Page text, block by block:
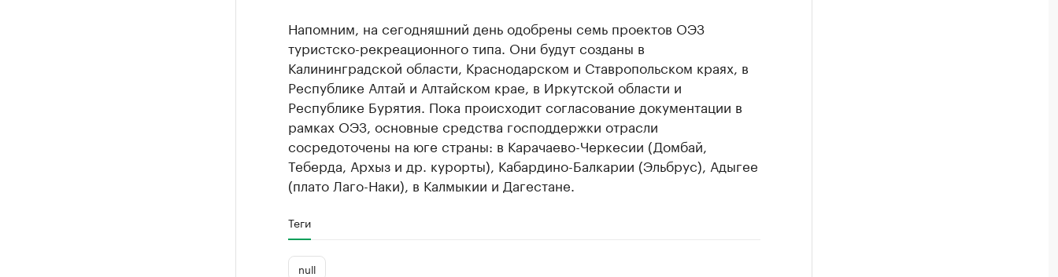
Напомним, на сегодняшний день одобрены семь проектов ОЭЗ
туристско-рекреационного типа. Они будут созданы в
Калининградской области, Краснодарском и Ставропольском краях, в
Республике Алтай и Алтайском крае, в Иркутской области и
Республике Бурятия. Пока происходит согласование документации в
рамках ОЭЗ, основные средства господдержки отрасли
сосредоточены на юге страны: в Карачаево-Черкесии (Домбай,
Теберда, Архыз и др. курорты), Кабардино-Балкарии (Эльбрус), Адыгее
(плато Лаго-Наки), в Калмыкии и Дагестане.
Теги
null